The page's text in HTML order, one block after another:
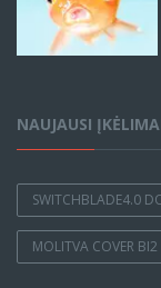
NAUJAUSI
SWITCHBLADE4.0
MOLITVA COVER